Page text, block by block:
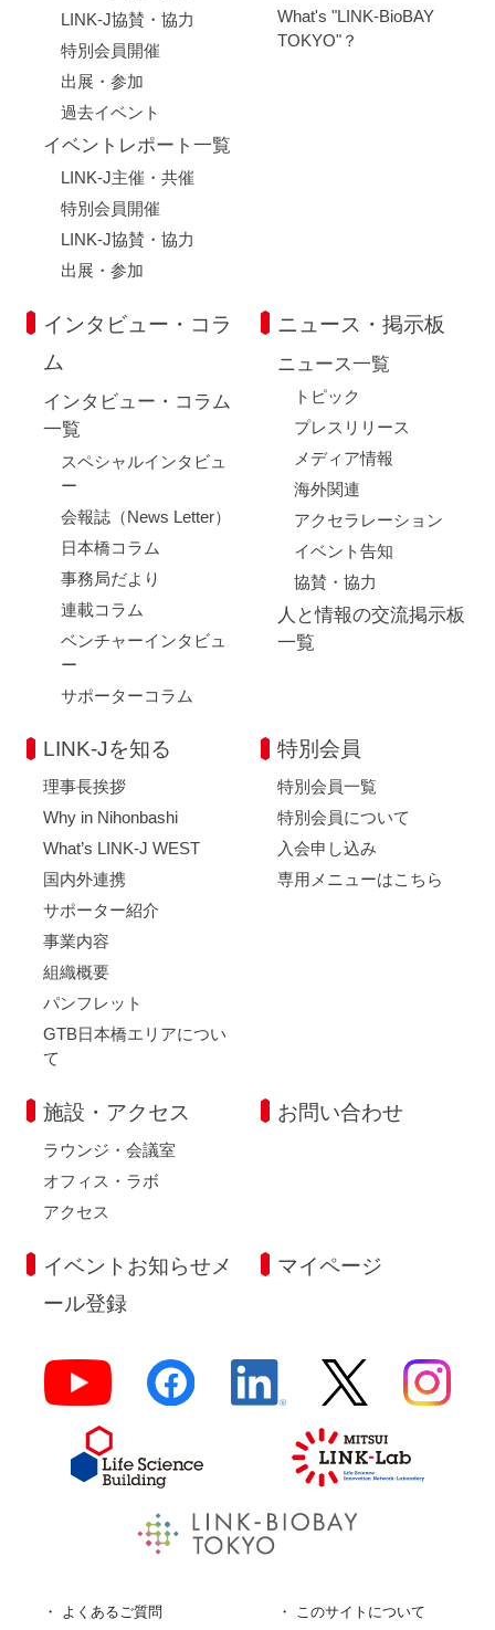
LINK-J協賛・協力
特別会員開催
出展・参加
過去イベント
イベントレポート一覧
LINK-J主催・共催
特別会員開催
LINK-J協賛・協力
出展・参加
What's "LINK-BioBAY
TOKYO"？
インタビュー・コラ
ム
インタビュー・コラム
一覧
スペシャルインタビュ
ー
会報誌（News Letter）
日本橋コラム
事務局だより
連載コラム
ベンチャーインタビュ
ー
サポーターコラム
ニュース・掲示板
ニュース一覧
トピック
プレスリリース
メディア情報
海外関連
アクセラレーション
イベント告知
協賛・協力
人と情報の交流掲示板
一覧
LINK-Jを知る
理事長挨拶
Why in Nihonbashi
What’s LINK-J WEST
国内外連携
サポーター紹介
事業内容
組織概要
パンフレット
GTB日本橋エリアについ
て
特別会員
特別会員一覧
特別会員について
入会申し込み
専用メニューはこちら
施設・アクセス
ラウンジ・会議室
オフィス・ラボ
アクセス
お問い合わせ
イベントお知らせメ
ール登録
マイページ
よくあるご質問
このサイトについて